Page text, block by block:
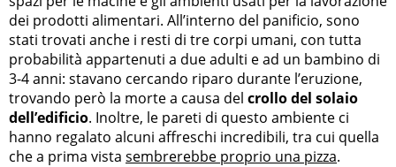
dei prodotti alimentari. All’interno del panificio, sono
stati trovati anche i resti di tre corpi umani, con tutta
probabilità appartenuti a due adulti e ad un bambino di
3-4 anni: stavano cercando riparo durante l’eruzione,
trovando però la morte a causa del crollo del solaio
dell’edificio. Inoltre, le pareti di questo ambiente ci
hanno regalato alcuni affreschi incredibili, tra cui quella
che a prima vista sembrerebbe proprio una pizza.